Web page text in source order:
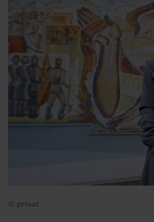
© privat